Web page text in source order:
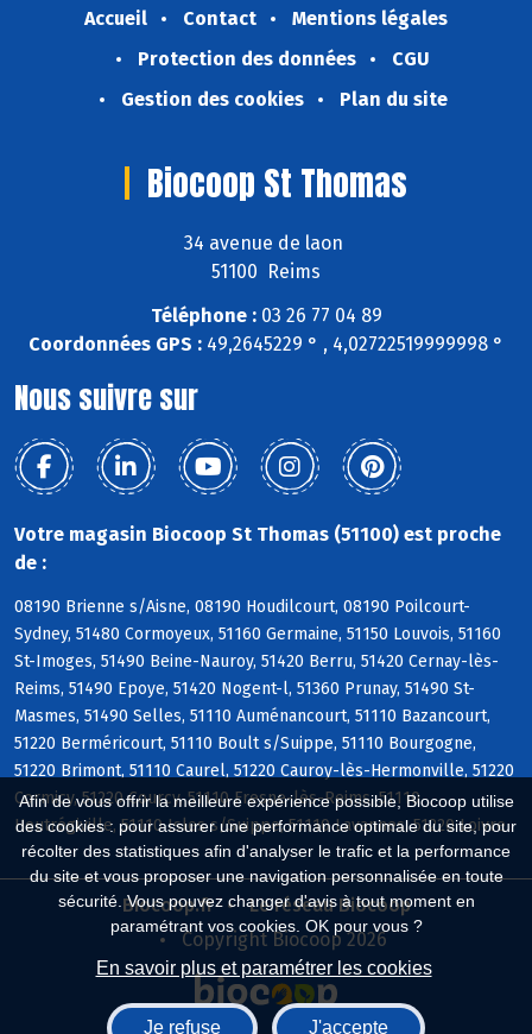
Afin de vous offrir la meilleure expérience possible, Biocoop utilise
des cookies : pour assurer une performance optimale du site, pour
récolter des statistiques afin d'analyser le trafic et la performance
du site et vous proposer une navigation personnalisée en toute
sécurité. Vous pouvez changer d'avis à tout moment en
paramétrant vos cookies. OK pour vous ?
En savoir plus et paramétrer les cookies
Je refuse J'accepte
Accueil Contact
Mentions légales
Protection des données
CGU
Gestion des cookies
Plan du site
Biocoop St Thomas
34 avenue de laon
51100 Reims
Téléphone :03 26 77 04 89
Coordonnées GPS : 49,2645229 ° , 4,02722519999998 °
Nous suivre sur
Votre magasin Biocoop St Thomas (51100) est proche
de :
08190 Brienne s/Aisne, 08190 Houdilcourt, 08190 Poilcourt-
Sydney, 51480 Cormoyeux, 51160 Germaine, 51150 Louvois, 51160
St-Imoges, 51490 Beine-Nauroy, 51420 Berru, 51420 Cernay-lès-
Reims, 51490 Epoye, 51420 Nogent-l, 51360 Prunay, 51490 St-
Masmes, 51490 Selles, 51110 Auménancourt, 51110 Bazancourt,
51220 Berméricourt, 51110 Boult s/Suippe, 51110 Bourgogne,
51220 Brimont, 51110 Caurel, 51220 Cauroy-lès-Hermonville, 51220
Cormicy, 51220 Courcy, 51110 Fresne-lès-Reims, 51110
Heutrégiville, 51110 Isles s/Suippe, 51110 Lavannes, 51220 Loivre
Biocoop.fr
Le réseau Biocoop
Copyright Biocoop 2026